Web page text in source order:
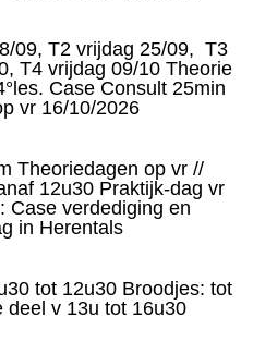
09, T2 vrijdag 25/09, T3
T4 vrijdag 09/10 Theorie
Case Consult 25min
vr 16/10/2026
Theoriedagen op vr //
12u30 Praktijk-dag vr
Case verdediging en
in Herentals
tot 12u30 Broodjes: tot
deel v 13u tot 16u30